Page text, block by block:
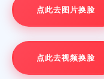
点此去图片换脸
点此去视频换脸